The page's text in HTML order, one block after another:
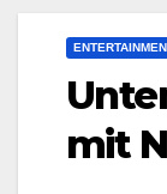
mit